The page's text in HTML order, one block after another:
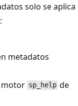
solo se aplica
metadatos
motor sp_help de